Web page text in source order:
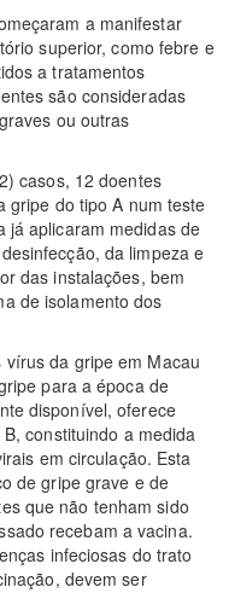
a manifestar
superior, como febre e
a tratamentos
são consideradas
ou outras
casos, 12 doentes
gripe do tipo A num teste
já aplicaram medidas de
da limpeza e
das instalações, bem
de isolamento dos
da gripe em Macau
para a época de
disponível, oferece
constituindo a medida
em circulação. Esta
de gripe grave e de
que não tenham sido
recebam a vacina.
infeciosas do trato
devem ser